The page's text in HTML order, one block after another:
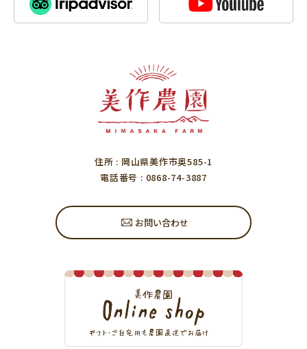
住所 : 岡山県美作市奥585-1
電話番号 : 0868-74-3887
お問い合わせ